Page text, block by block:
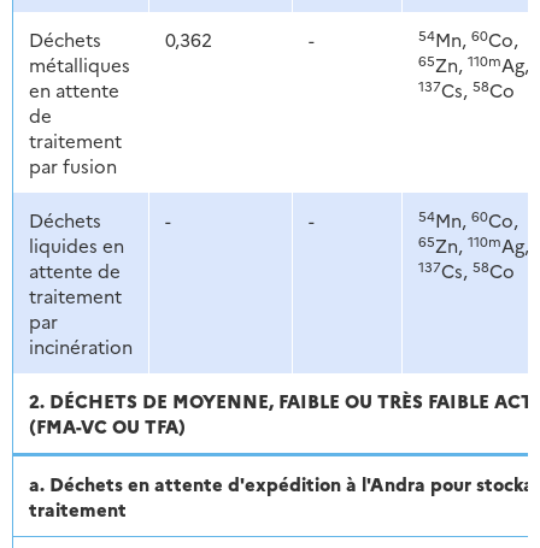
Déchets
métalliques
en attente
de
traitement
par fusion
0,362 - 54Mn, 60Co,
65Zn, 110mAg,
137Cs, 58Co
Déchets
liquides en
attente de
traitement
par
incinération
- - 54Mn, 60Co,
65Zn, 110mAg,
137Cs, 58Co
2. DÉCHETS DE MOYENNE, FAIBLE OU TRÈS FAIBLE
(FMA-VC OU TFA)
a. Déchets en attente d'expédition à l'Andra pour
traitement